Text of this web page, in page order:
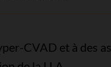
CVAD et à des